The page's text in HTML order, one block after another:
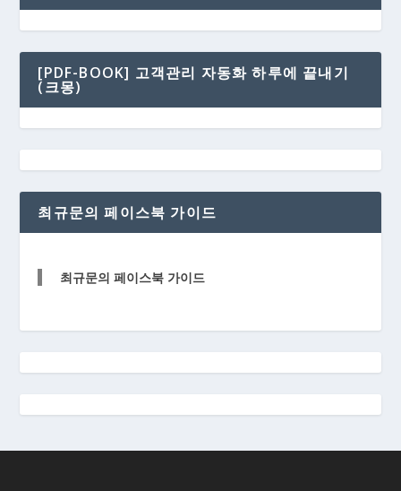
[PDF-BOOK] 고객관리 자동화 하루에 끝내기
(크몽)
최규문의 페이스북 가이드
최규문의 페이스북 가이드